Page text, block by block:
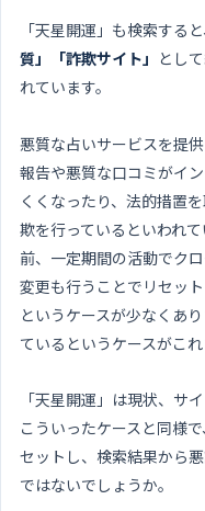
「天星開運」も検索すると
質」「詐欺サイト」 とし
れています。
悪質な占いサービスを提
報告や悪質な口コミがイ
くくなったり、法的措置
欺を行っているといわれ
前、一定期間の活動でク
変更も行うことでリセッ
というケースが少なくあ
ているというケースがこ
「天星開運」は現状、サ
こういったケースと同様
セットし、検索結果から
ではないでしょうか。